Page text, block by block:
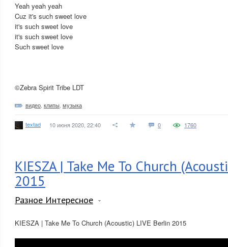
Yeah yeah yeah
Cuz it's such sweet love
it's such sweet love
it's such sweet love
Such sweet love
©Zebra Spirit Tribe LDT
видео клипы музыка
textad 10 июня 2020, 22:40 0 1760
KIESZA | Take Me To Church
2015
Разное Интересное
KIESZA | Take Me To Church (Acoustic) LIVE Berlin 2015